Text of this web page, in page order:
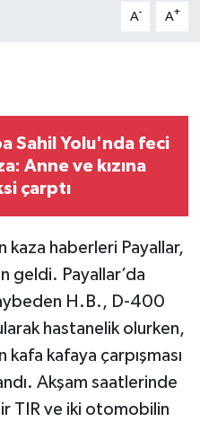
A- A+
Sahil Yolu'nda feci
Anne ve kızına
çarptı
kaza haberleri Payallar,
geldi. Payallar’da
H.B., D-400
hastanelik olurken,
kafa kafaya çarpışması
Akşam saatlerinde
TIR ve iki otomobilin